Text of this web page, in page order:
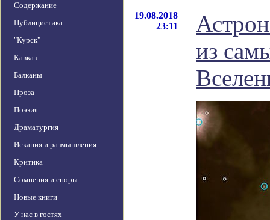
Содержание
Публицистика
"Курск"
Кавказ
Балканы
Проза
Поэзия
Драматургия
Искания и размышления
Критика
Сомнения и споры
Новые книги
У нас в гостях
19.08.2018
23:11
из